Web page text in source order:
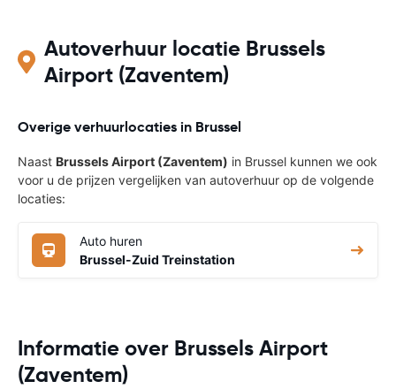
Autoverhuur locatie Brussels
Airport (Zaventem)
Overige verhuurlocaties in Brussel
Naast Brussels Airport (Zaventem) in Brussel kunnen we ook
voor u de prijzen vergelijken van autoverhuur op de volgende
locaties:
Auto huren
Brussel-Zuid Treinstation
Informatie over Brussels Airport
(Zaventem)